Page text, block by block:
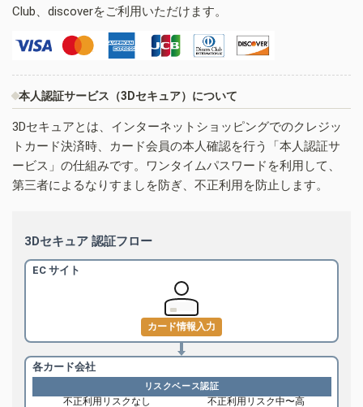
Club、discoverをご利用いただけます。
本人認証サービス（3Dセキュア）について
3Dセキュアとは、インターネットショッピングでのクレジッ
トカード決済時、カード会員の本人確認を行う「本人認証サ
ービス」の仕組みです。ワンタイムパスワードを利用して、
第三者によるなりすましを防ぎ、不正利用を防止します。
3Dセキュア 認証フロー
EC サイト
カード情報入力
各カード会社
リスクベース認証
不正利用リスクなし 不正利用リスク中〜高